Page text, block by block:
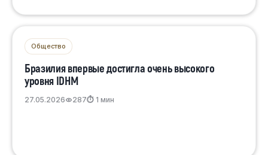
Общество
Бразилия впервые достигла очень высокого
уровня IDHM
27.05.2026 287⏱ 1 мин